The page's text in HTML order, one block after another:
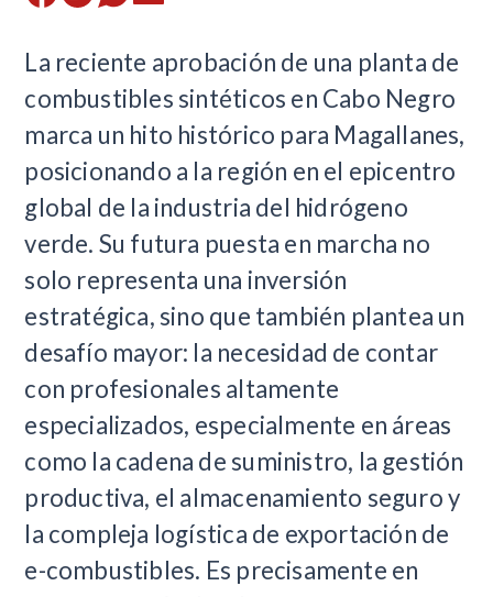
​La reciente aprobación de una planta de
combustibles sintéticos en Cabo Negro
marca un hito histórico para Magallanes,
posicionando a la región en el epicentro
global de la industria del hidrógeno
verde. Su futura puesta en marcha no
solo representa una inversión
estratégica, sino que también plantea un
desafío mayor: la necesidad de contar
con profesionales altamente
especializados, especialmente en áreas
como la cadena de suministro, la gestión
productiva, el almacenamiento seguro y
la compleja logística de exportación de
e-combustibles. Es precisamente en